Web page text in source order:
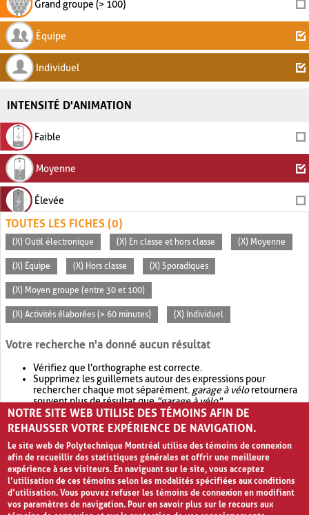
Grand groupe (> 100)
Équipe
Individuel
INTENSITÉ D'ANIMATION
Faible
Moyenne
Élevée
TOUTES LES FICHES (0)
(X) Outil électronique (X) En classe et hors classe (X) Moyenne
(X) Équipe (X) Hors classe (X) Sporadiques
(X) Moyen groupe (entre 30 et 100)
(X) Activités élaborées (> 60 minutes) (X) Individuel
Votre recherche n'a donné aucun résultat
Vérifiez que l'orthographe est correcte.
Supprimez les guillemets autour des expressions pour
rechercher chaque mot séparément. garage à véloretournera
souvent plus de résultat que"garage à vélo".
Envisagez d'élargir votre recherche avec OR.garage OR vélo
retournera souvent plus de résultat quegarage à vélo
NOTRE SITE WEB UTILISE DES TÉMOINS AFIN DE
REHAUSSER VOTRE EXPÉRIENCE DE NAVIGATION.
Le site web de Polytechnique Montréal utilise des témoins de connexion
afin de recueillir des statistiques générales et offrir une meilleure
expérience à ses visiteurs. En naviguant sur le site, vous acceptez
l’utilisation de ces témoins selon les modalités spécifiées aux conditions
d’utilisation. Vous pouvez refuser les témoins de connexion en modifiant
vos paramètres de navigation. Pour en savoir plus sur le recours aux